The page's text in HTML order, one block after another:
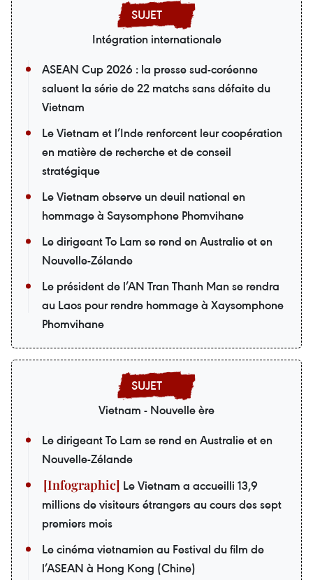
Intégration internationale
ASEAN Cup 2026 : la presse sud-coréenne
saluent la série de 22 matchs sans défaite du
Vietnam
Le Vietnam et l’Inde renforcent leur coopération
en matière de recherche et de conseil
stratégique
Le Vietnam observe un deuil national en
hommage à Saysomphone Phomvihane
Le dirigeant To Lam se rend en Australie et en
Nouvelle-Zélande
Le président de l’AN Tran Thanh Man se rendra
au Laos pour rendre hommage à Xaysomphone
Phomvihane
Vietnam - Nouvelle ère
Le dirigeant To Lam se rend en Australie et en
Nouvelle-Zélande
Le Vietnam a accueilli 13,9
millions de visiteurs étrangers au cours des sept
premiers mois
Le cinéma vietnamien au Festival du film de
l’ASEAN à Hong Kong (Chine)